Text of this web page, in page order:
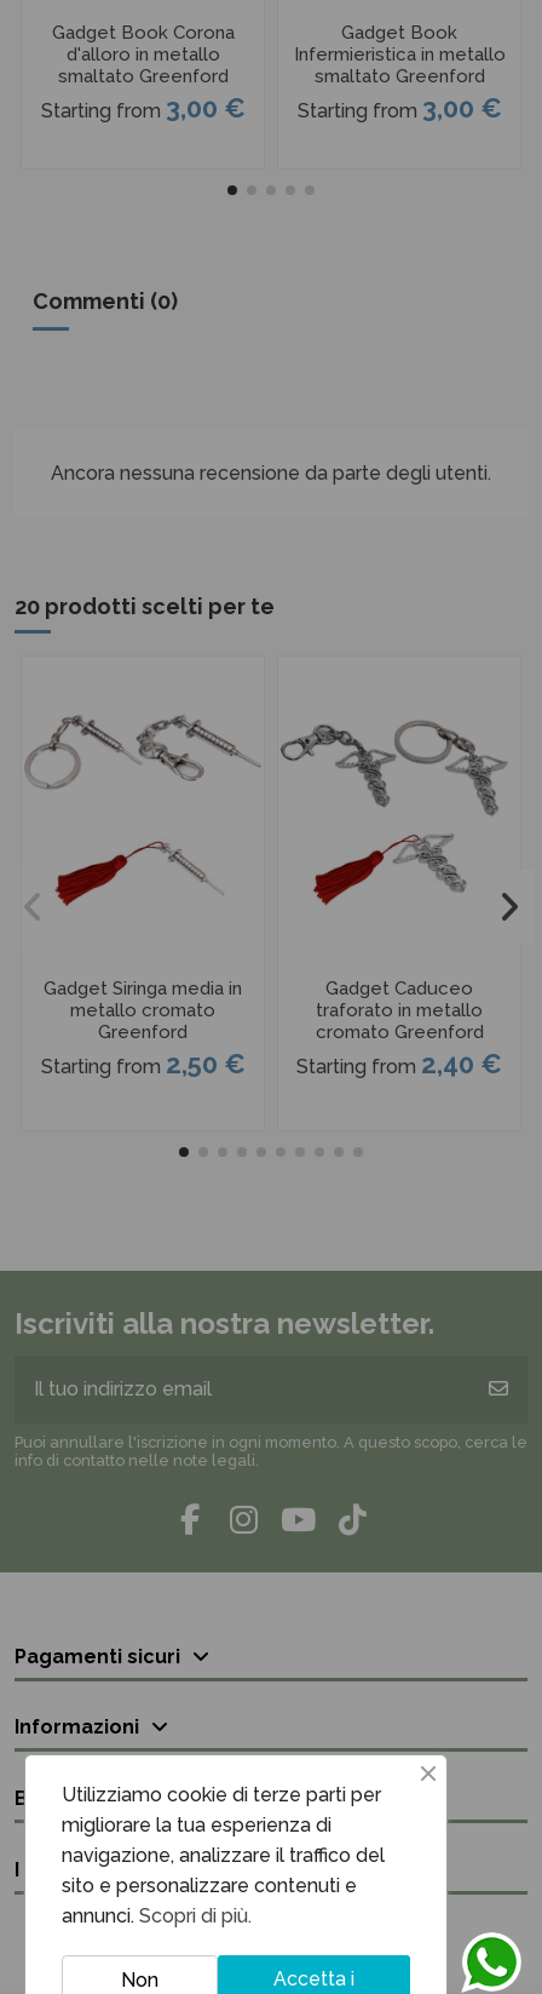
Gadget Book Corona
d'alloro in metallo
smaltato Greenford
Starting from 3,00 €
Gadget Book
Infermieristica in metallo
smaltato Greenford
Starting from 3,00 €
Commenti (0)
Ancora nessuna recensione da parte degli utenti.
20 prodotti scelti per te
Gadget Siringa media in
metallo cromato
Greenford
Starting from 2,50 €
Gadget Caduceo
traforato in metallo
cromato Greenford
Starting from 2,40 €
Iscriviti alla nostra newsletter.
Puoi annullare l'iscrizione in ogni momento. A questo scopo, cerca le
info di contatto nelle note legali.
Pagamenti sicuri
Informazioni
Bisogno di aiuto?
I nostri contatti
Utilizziamo cookie di terze parti per
migliorare la tua esperienza di
navigazione, analizzare il traffico del
sito e personalizzare contenuti e
annunci. Scopri di più.
Accetta i
Non